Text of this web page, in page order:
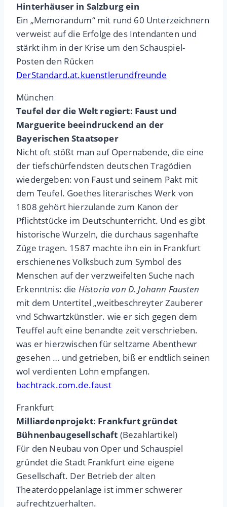
Hinterhäuser in Salzburg ein
Ein „Memorandum“ mit rund 60 Unterzeichnern
verweist auf die Erfolge des Intendanten und
stärkt ihm in der Krise um den Schauspiel-
Posten den Rücken
DerStandard.at.kuenstlerundfreunde
München
Teufel der die Welt regiert: Faust und
Marguerite beeindruckend an der
Bayerischen Staatsoper
Nicht oft stößt man auf Opernabende, die eine
der tiefschürfendsten deutschen Tragödien
wiedergeben: von Faust und seinem Pakt mit
dem Teufel. Goethes literarisches Werk von
1808 gehört hierzulande zum Kanon der
Pflichtstücke im Deutschunterricht. Und es gibt
historische Wurzeln, die durchaus sagenhafte
Züge tragen. 1587 machte ihn ein in Frankfurt
erschienenes Volksbuch zum Symbol des
Menschen auf der verzweifelten Suche nach
Erkenntnis: die Historia von D. Johann Fausten
mit dem Untertitel „weitbeschreyter Zauberer
vnd Schwartzkünstler. wie er sich gegen dem
Teuffel auft eine benandte zeit verschrieben.
was er hierzwischen für seltzame Abenthewr
gesehen … und getrieben, biß er endtlich seinen
wol verdienten Lohn empfangen.
bachtrack.com.de.faust
Frankfurt
Milliardenprojekt: Frankfurt gründet
Bühnenbaugesellschaft (Bezahlartikel)
Für den Neubau von Oper und Schauspiel
gründet die Stadt Frankfurt eine eigene
Gesellschaft. Der Betrieb der alten
Theaterdoppelanlage ist immer schwerer
aufrechtzuerhalten.